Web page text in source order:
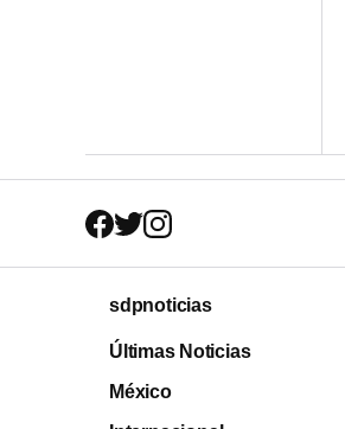
sdpnoticias
Últimas Noticias
México